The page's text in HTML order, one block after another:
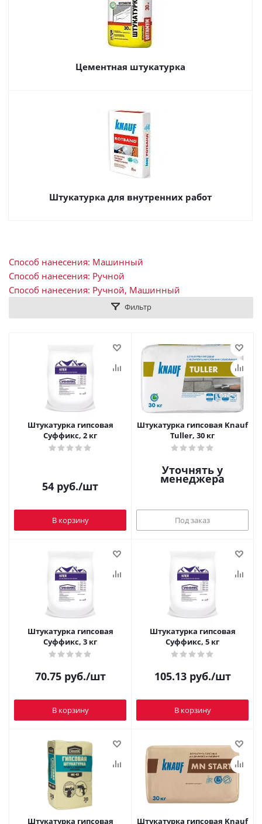
Цементная штукатурка
Штукатурка для внутренних работ
Способ нанесения: Машинный
Способ нанесения: Ручной
Способ нанесения: Ручной, Машинный
Фильтр
Штукатурка гипсовая
Суффикс, 2 кг
54 руб./шт
В корзину
Штукатурка гипсовая Knauf
Tuller, 30 кг
Уточнять у
менеджера
Под заказ
Штукатурка гипсовая
Суффикс, 3 кг
70.75руб./шт
В корзину
Штукатурка гипсовая
Суффикс, 5 кг
105.13руб./шт
В корзину
Штукатурка гипсовая Штукатурка гипсовая Knauf